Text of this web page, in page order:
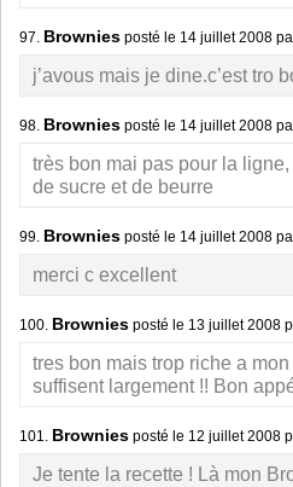
97. Brownies posté le 14 juillet 2008
j’avous mais je dine.c’est tro
98. Brownies posté le 14 juillet 2008
très bon mai pas pour la
de sucre et de beurre
99. Brownies posté le 14 juillet 2008
merci c excellent
100. Brownies posté le 13 juillet 2008
tres bon mais trop riche a
suffisent largement !! Bon
101. Brownies posté le 12 juillet 2008
Je tente la recette ! Là mon